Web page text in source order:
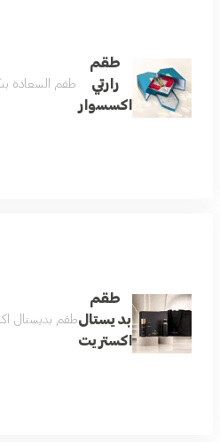
طقم
رارتي
اكسسوار
طقم السعادة
طقم
بديستال
اكستريت
طقم بديستال